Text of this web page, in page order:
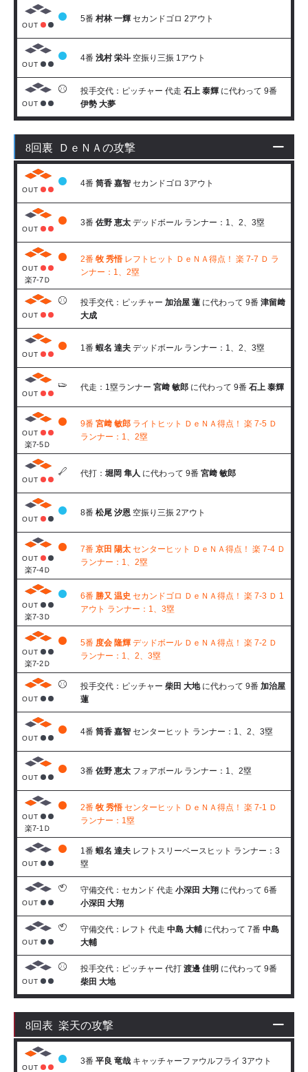
OUT
5番 村林 一輝 セカンドゴロ 2アウト
OUT
4番 浅村 栄斗 空振り三振 1アウト
OUT
投手交代：ピッチャー 代走 石上 泰輝 に代わって 9番
伊勢 大夢
8回裏 ＤｅＮＡの攻撃
OUT
4番 筒香 嘉智 セカンドゴロ 3アウト
OUT
3番 佐野 恵太 デッドボール ランナー：1、2、3塁
OUT
楽7-7Ｄ
2番 牧 秀悟 レフトヒット ＤｅＮＡ得点！ 楽 7-7 Ｄ ラ
ンナー：1、2塁
OUT
投手交代：ピッチャー 加治屋 蓮 に代わって 9番 津留﨑
大成
OUT
1番 蝦名 達夫 デッドボール ランナー：1、2、3塁
OUT
代走：1塁ランナー 宮﨑 敏郎 に代わって 9番 石上 泰輝
OUT
楽7-5Ｄ
9番 宮﨑 敏郎 ライトヒット ＤｅＮＡ得点！ 楽 7-5 Ｄ
ランナー：1、2塁
OUT
代打： 堀岡 隼人 に代わって 9番 宮﨑 敏郎
OUT
8番 松尾 汐恩 空振り三振 2アウト
OUT
楽7-4Ｄ
7番 京田 陽太 センターヒット ＤｅＮＡ得点！ 楽 7-4 Ｄ
ランナー：1、2塁
OUT
楽7-3Ｄ
6番 勝又 温史 セカンドゴロ ＤｅＮＡ得点！ 楽 7-3 Ｄ 1
アウト ランナー：1、3塁
OUT
楽7-2Ｄ
5番 度会 隆輝 デッドボール ＤｅＮＡ得点！ 楽 7-2 Ｄ
ランナー：1、2、3塁
OUT
投手交代：ピッチャー 柴田 大地に代わって 9番 加治屋
蓮
OUT
4番 筒香 嘉智 センターヒット ランナー：1、2、3塁
OUT
3番 佐野 恵太 フォアボール ランナー：1、2塁
OUT
楽7-1Ｄ
2番 牧 秀悟 センターヒット ＤｅＮＡ得点！ 楽 7-1 Ｄ
ランナー：1塁
OUT
1番 蝦名 達夫 レフトスリーベースヒット ランナー：3
塁
OUT
守備交代：セカンド 代走 小深田 大翔 に代わって 6番
小深田 大翔
OUT
守備交代：レフト 代走 中島 大輔 に代わって 7番 中島
大輔
OUT
投手交代：ピッチャー 代打 渡邊 佳明 に代わって 9番
柴田 大地
8回表 楽天の攻撃
OUT
3番 平良 竜哉 キャッチャーファウルフライ 3アウト